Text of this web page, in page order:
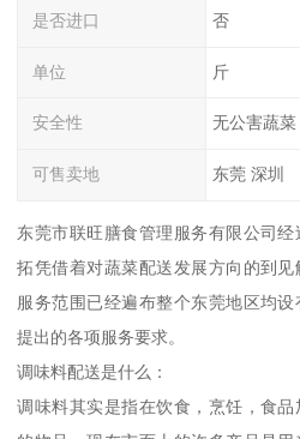
是否进口 否
单位 斤
安全性 无公害蔬菜
可售卖地 东莞 深圳
东莞市联旺膳食管理服务有限公司
拓凭借着对蔬菜配送发展方向的到
服务范围已经遍布整个东莞地区均
提出的各项服务要求。
调味料配送是什么：
调味料其实是指在饮食，烹饪，食